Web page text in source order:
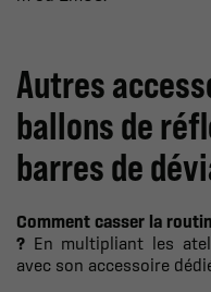
Autres
ballons de
barres de
Comment casser la
? En multipliant les
avec son accessoire